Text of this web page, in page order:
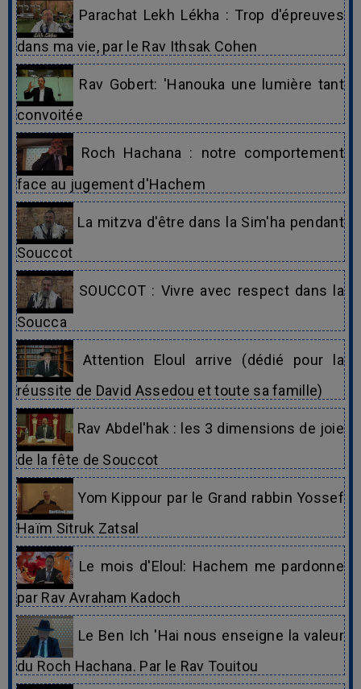
Parachat Lekh Lékha : Trop d'épreuves
dans ma vie, par le Rav Ithsak Cohen
Rav Gobert: 'Hanouka une lumière tant
convoitée
Roch Hachana : notre comportement
face au jugement d'Hachem
La mitzva d'être dans la Sim'ha pendant
Souccot
SOUCCOT : Vivre avec respect dans la
Soucca
Attention Eloul arrive (dédié pour la
réussite de David Assedou et toute sa famille)
Rav Abdel'hak : les 3 dimensions de joie
de la fête de Souccot
Yom Kippour par le Grand rabbin Yossef
Haïm Sitruk Zatsal
Le mois d'Eloul: Hachem me pardonne
par Rav Avraham Kadoch
Le Ben Ich 'Hai nous enseigne la valeur
du Roch Hachana. Par le Rav Touitou